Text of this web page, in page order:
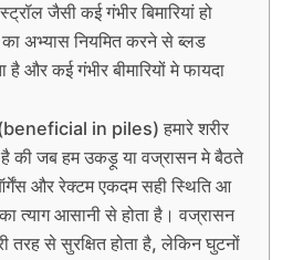
जैसी कई गंभीर बिमारियां हो
अभ्यास नियमित करने से ब्लड
और कई गंभीर बीमारियों मे फायदा
(beneficial in piles) हमारे शरीर
है की जब हम उकड़ू या वज्रासन मे बैठते
और रेक्टम एकदम सही स्थिति आ
त्याग आसानी से होता है। वज्रासन
तरह से सुरक्षित होता है, लेकिन घुटनों